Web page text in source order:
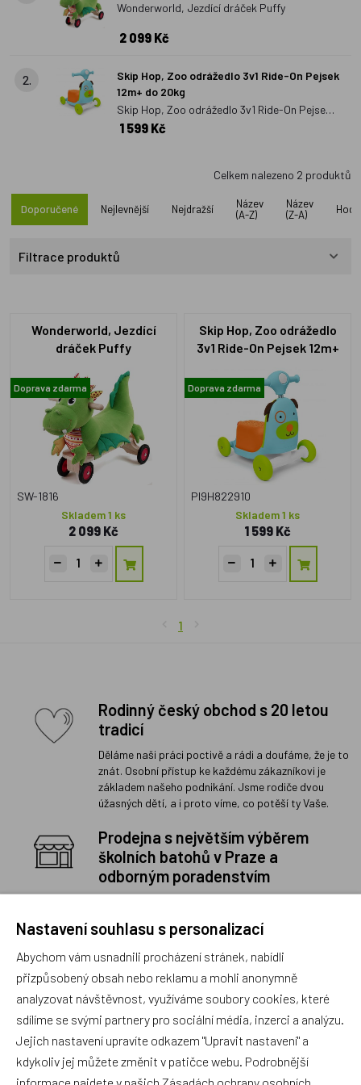
značkyWonderworldčiPukyvypadají jako dopravní
prostředky nebo i zvířata. Proto se mohou stát i jezdící
kolečka, aby zajišťovala stabilitu nejen odstrkovadla
samotného, ale také dítěte. Děti zde tedy nemusí klást důraz na
rovnováhu, jako u
odrážedel .
Wonderworld, Jezdící dráček Puffy
2 099 Kč
2.
Skip Hop, Zoo odrážedlo 3v1 Ride-On Pejsek
12m+ do 20kg
Skip Hop, Zoo odrážedlo 3v1 Ride-On Pejsek
12m+ do 20kg
1 599 Kč
Celkem nalezeno 2 produktů
Doporučené Nejlevnější Nejdražší
Název
(A-Z)
Název
(Z-A)
Filtrace produktů
Wonderworld, Jezdící
dráček Puffy
Doprava zdarma
SW-1816
Skladem 1 ks
2 099 Kč
Skip Hop, Zoo odrážedlo
3v1 Ride-On Pejsek 12m+
Doprava zdarma
PI9H822910
Skladem 1 ks
1 599 Kč
1
Rodinný český obchod s 20 letou
tradicí
Děláme naši práci poctivě a rádi a doufáme, že je to
znát. Osobní přístup ke každému zákazníkovi je
základem našeho podnikání. Jsme rodiče dvou
úžasných dětí, a i proto víme, co potěší ty Vaše.
Prodejna s největším výběrem
školních batohů v Praze a
odborným poradenstvím
vše. Neztrácejte čas výběrem na internetu, přijďte
rovnou za námi, poradíme Vám ten nejlepší školní
batoh či školní aktovku pro Vašeho školáka. Máte
to k nám daleko? Zavolejte, napište, poradíme i na
dálku.
Kvalita vždy na prvním místě
Prodáváme jen to, co bychom koupili i našim dětem.
Nastavení souhlasu s personalizací
Abychom vám usnadnili procházení stránek, nabídli
přizpůsobený obsah nebo reklamu a mohli anonymně
analyzovat návštěvnost, využíváme soubory cookies, které
sdílíme se svými partnery pro sociální média, inzerci a analýzu.
Jejich nastavení upravíte odkazem "Upravit nastavení" a
kdykoliv jej můžete změnit v patičce webu. Podrobnější
informace najdete v našich Zásadách ochrany osobních